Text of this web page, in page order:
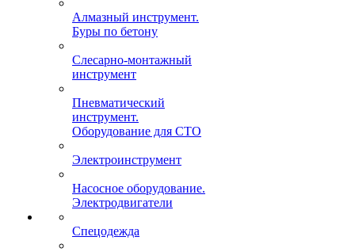
Алмазный инструмент.
Буры по бетону
Слесарно-монтажный
инструмент
Пневматический
инструмент.
Оборудование для СТО
Электроинструмент
Насосное оборудование.
Электродвигатели
Спецодежда